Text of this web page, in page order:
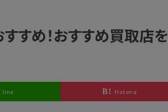
すめ！おすすめ買取店を
line Hatena